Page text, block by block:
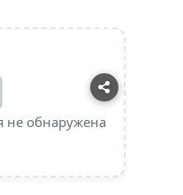
не обнаружена